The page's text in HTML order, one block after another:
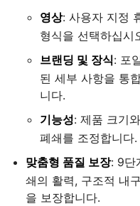
영상: 사용자 지정
형식을 선택하십시
브랜딩 및 장식: 포
된 세부 사항을 통
니다.
기능성: 제품 크기
폐쇄를 조정합니다.
맞춤형 품질 보장: 9단
쇄의 활력, 구조적 내
을 보장합니다.